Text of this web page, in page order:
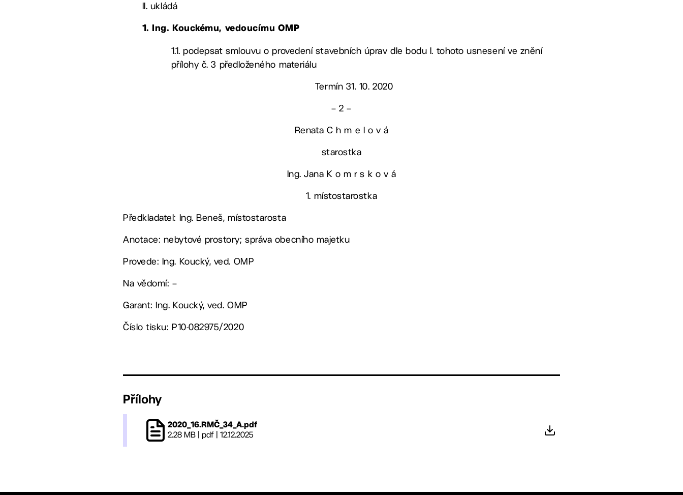
II. ukládá
1. Ing. Kouckému, vedoucímu OMP
1.1. podepsat smlouvu o provedení stavebních úprav dle bodu I. tohoto usnesení ve znění
přílohy č. 3 předloženého materiálu
Termín 31. 10. 2020
– 2 –
Renata C h m e l o v á
starostka
Ing. Jana K o m r s k o v á
1. místostarostka
Předkladatel: Ing. Beneš, místostarosta
Anotace: nebytové prostory; správa obecního majetku
Provede: Ing. Koucký, ved. OMP
Na vědomí: –
Garant: Ing. Koucký, ved. OMP
Číslo tisku: P10-082975/2020
Přílohy
2020_16.RMČ_34_A.pdf
2.28 MB | pdf | 12.12.2025